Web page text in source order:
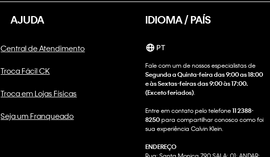
AJUDA
Central de Atendimento
Troca Fácil CK
Troca em Lojas Físicas
Seja um Franqueado
IDIOMA / PAÍS
PT
Fale com um de nossos especialistas de
Segunda a Quinta-feira das 9:00 as 18:00
e às Sextas-feiras das 9:00 às 17:00.
(Exceto feriados)
Entre em contato pelo telefone11 2388-
8250para compartilhar conosco como foi
sua experiência Calvin Klein.
ENDEREÇO